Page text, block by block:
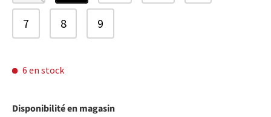
7 8 9
6 en stock
Disponibilité en magasin